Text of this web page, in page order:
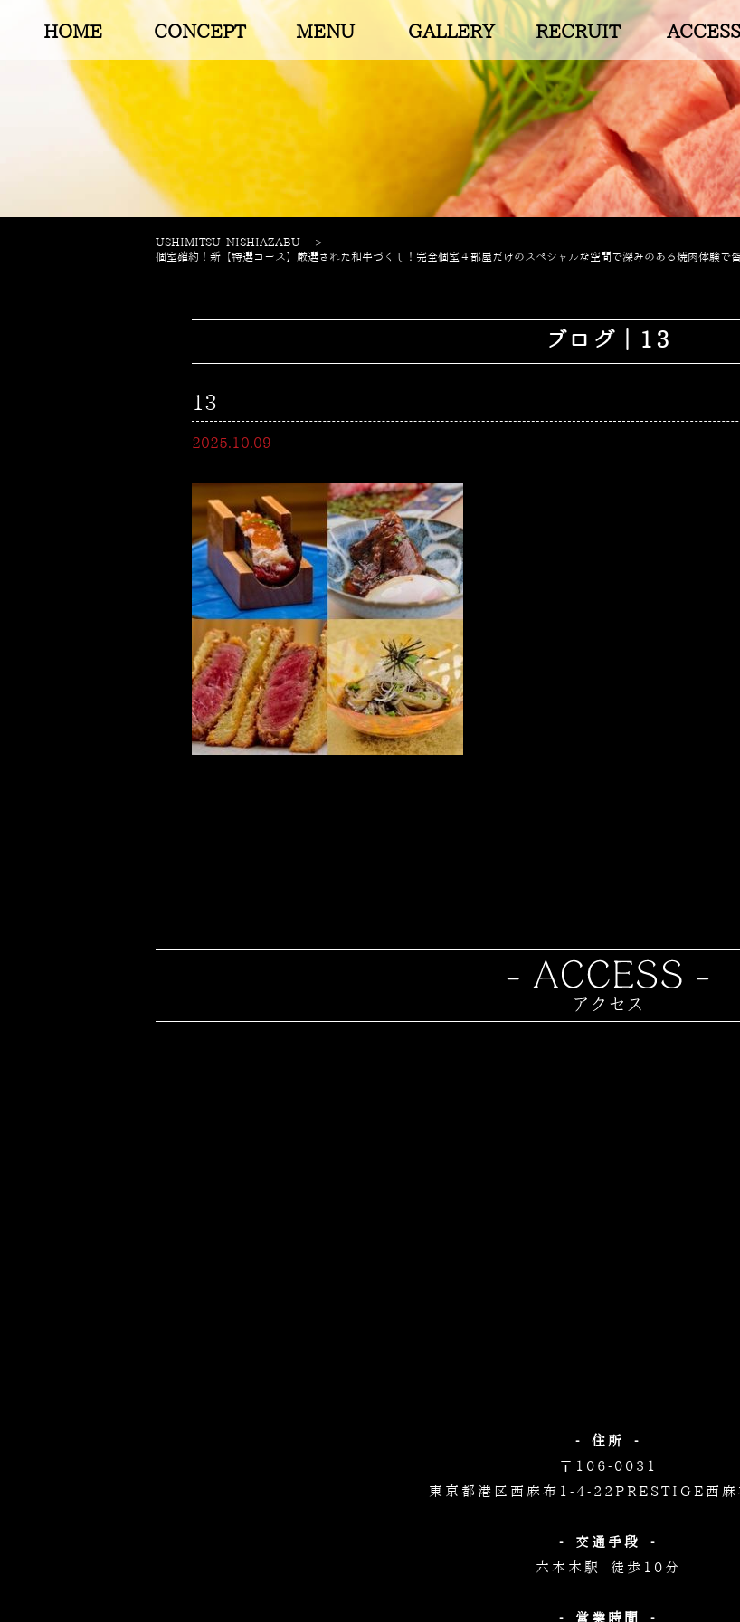
HOME CONCEPT MENU GALLERY RECRUIT ACCESS
USHIMITSU NISHIAZABU
>
個室確約！新【特選コース】厳選された和牛づくし！完全個室４部屋だけのスペシャルな空間で深みのある焼肉体験で
ブログ｜13
13
2025.10.09
- 住所 -
〒106-0031
東京都港区西麻布1-4-22PRESTIGE西
- 交通手段 -
六本木駅 徒歩10分
- 営業時間 -